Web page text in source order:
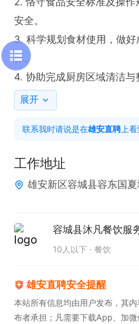
安全。
3. 科学规划食材使用，做
作。
4. 协助完成厨房区域清洁与
有序。
任职要求：
2. 掌握基础烹饪技能，具备
3. 具备良好食品安全意识，
展开
联系我时请说是在雄安直聘 上
工作地址
雄安新区容城县容东国
容城县沐凡餐饮服
10人以下 餐饮
雄安直聘安全提醒
本站所有信息均由用户发布，其
布者承担；凡需要下载App、加